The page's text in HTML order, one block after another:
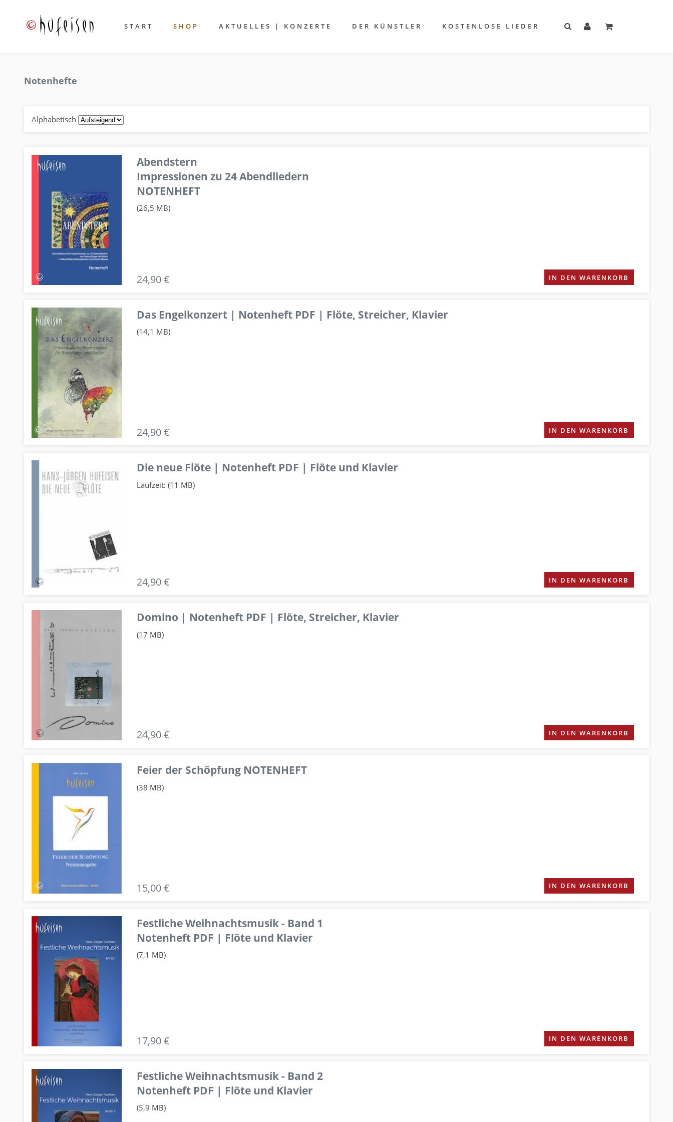
START SHOP AKTUELLES | KONZERTE DER KÜNSTLER KOSTENLOSE LIEDER
Notenhefte
Alphabetisch
Abendstern
Impressionen zu 24 Abendliedern
NOTENHEFT
(26,5 MB)
24,90 € IN DEN WARENKORB
Das Engelkonzert | Notenheft PDF | Flöte, Streicher, Klavier
(14,1 MB)
24,90 € IN DEN WARENKORB
Die neue Flöte | Notenheft PDF | Flöte und Klavier
Laufzeit: (11 MB)
24,90 € IN DEN WARENKORB
Domino | Notenheft PDF | Flöte, Streicher, Klavier
(17 MB)
24,90 € IN DEN WARENKORB
Feier der Schöpfung NOTENHEFT
(38 MB)
15,00 € IN DEN WARENKORB
Festliche Weihnachtsmusik - Band 1
Notenheft PDF | Flöte und Klavier
(7,1 MB)
17,90 € IN DEN WARENKORB
Festliche Weihnachtsmusik - Band 2
Notenheft PDF | Flöte und Klavier
(5,9 MB)